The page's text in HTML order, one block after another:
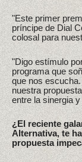
"Este primer
príncipe de Dial
colosal para
"Digo estímulo
programa que
que nos
nuestra
entre la sinergia
¿El reciente
Alternativa, te
propuesta